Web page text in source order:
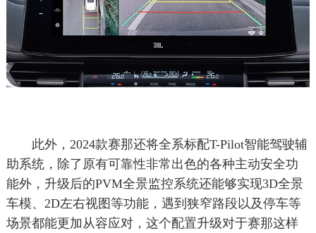
此外，2024款赛那还将全系标配T-Pilot智能驾驶辅
助系统，除了原有可靠性非常出色的各种主动安全功
能外，升级后的PVM全景监控系统还能够实现3D全景
车模、2D左右视图等功能，遇到狭窄路段以及停车等
场景都能更加从容应对，这个配置升级对于赛那这样